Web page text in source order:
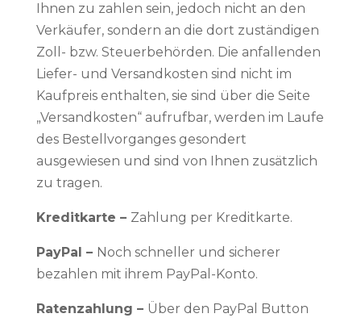
Ihnen zu zahlen sein, jedoch nicht an den
Verkäufer, sondern an die dort zuständigen
Zoll- bzw. Steuerbehörden. Die anfallenden
Liefer- und Versandkosten sind nicht im
Kaufpreis enthalten, sie sind über die Seite
„Versandkosten“ aufrufbar, werden im Laufe
des Bestellvorganges gesondert
ausgewiesen und sind von Ihnen zusätzlich
zu tragen.
Kreditkarte – Zahlung per Kreditkarte.
PayPal – Noch schneller und sicherer
bezahlen mit ihrem PayPal-Konto.
Ratenzahlung – Über den PayPal Button